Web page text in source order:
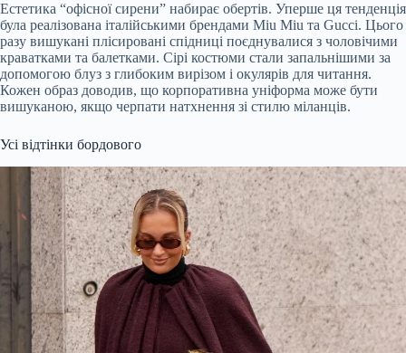
Естетика “офісної сирени” набирає обертів. Уперше ця тенденція
була реалізована італійськими брендами Miu Miu та Gucci. Цього
разу вишукані плісировані спідниці поєднувалися з чоловічими
краватками та балетками. Сірі костюми стали запальнішими за
допомогою блуз з глибоким вирізом і окулярів для читання.
Кожен образ доводив, що корпоративна уніформа може бути
вишуканою, якщо черпати натхнення зі стилю міланців.
Усі відтінки бордового